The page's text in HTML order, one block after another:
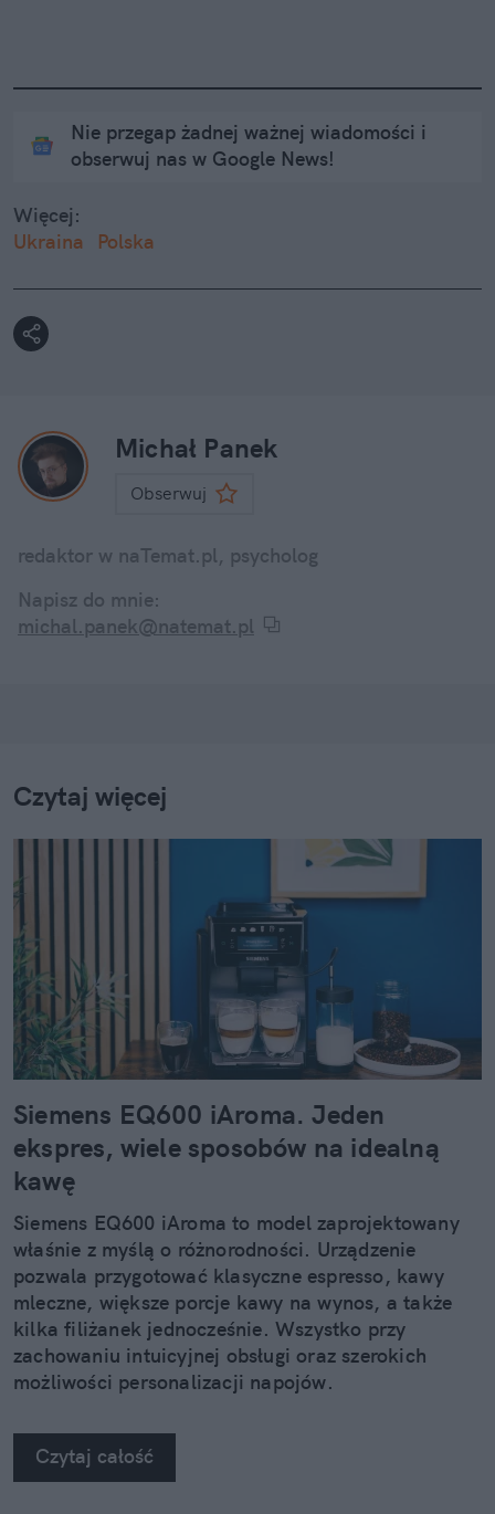
Nie przegap żadnej ważnej wiadomości i
obserwuj nas w Google News!
Więcej:
Ukraina
Polska
Michał Panek
Obserwuj
redaktor w naTemat.pl, psycholog
Napisz do mnie:
michal.panek@natemat.pl
Czytaj więcej
Siemens EQ600 iAroma. Jeden
ekspres, wiele sposobów na idealną
kawę
Siemens EQ600 iAroma to model zaprojektowany
właśnie z myślą o różnorodności. Urządzenie
pozwala przygotować klasyczne espresso, kawy
mleczne, większe porcje kawy na wynos, a także
kilka filiżanek jednocześnie. Wszystko przy
zachowaniu intuicyjnej obsługi oraz szerokich
możliwości personalizacji napojów.
Czytaj całość